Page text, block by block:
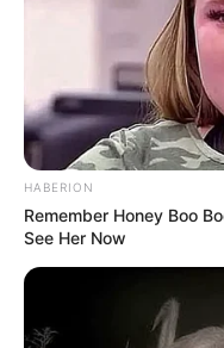
Pendidikan: –
Agama: Kristen
Tinggi Badan: 175 cm
Orang Tua: –
Saudara: –
Pacar: –
Profesi: Penyanyi,
Hobi: Bernyanyi,
HABERION
Remember Honey Boo
See Her Now